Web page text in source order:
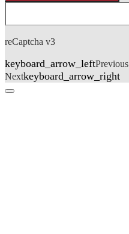
reCaptcha v3
keyboard_arrow_leftPrevious
Nextkeyboard_arrow_right